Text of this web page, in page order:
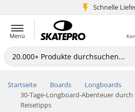
Schnelle
5+ Mio.
Menü
Startseite Boards
Longboards
30-Tage-Longboard-Abenteuer durch
Reisetipps